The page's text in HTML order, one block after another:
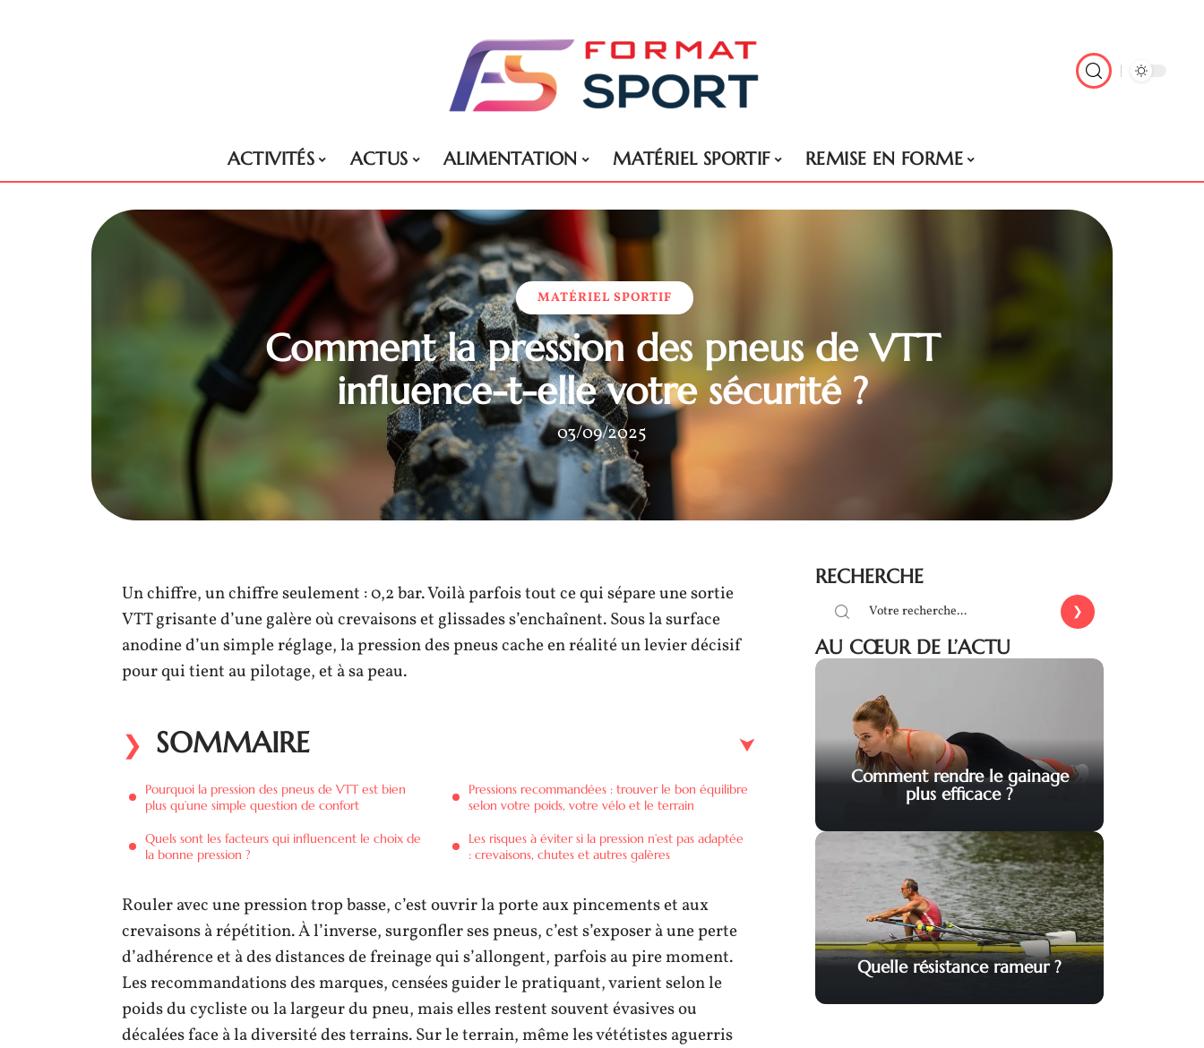
ACTIVITÉS ACTUS ALIMENTATION MATÉRIEL SPORTIF REMISE EN FORME
MATÉRIEL SPORTIF
Comment la pression des pneus de VTT
influence-t-elle votre sécurité ?
03/09/2025
Un chiffre, un chiffre seulement : 0,2 bar. Voilà parfois tout ce qui sépare une sortie
VTT grisante d’une galère où crevaisons et glissades s’enchaînent. Sous la surface
anodine d’un simple réglage, la pression des pneus cache en réalité un levier décisif
pour qui tient au pilotage, et à sa peau.
SOMMAIRE
Pourquoi la pression des pneus de VTT est bien
plus qu’une simple question de confort
Quels sont les facteurs qui influencent le choix de
la bonne pression ?
Pressions recommandées : trouver le bon équilibre
selon votre poids, votre vélo et le terrain
Les risques à éviter si la pression n’est pas adaptée
: crevaisons, chutes et autres galères
Rouler avec une pression trop basse, c’est ouvrir la porte aux pincements et aux
crevaisons à répétition. À l’inverse, surgonfler ses pneus, c’est s’exposer à une perte
d’adhérence et à des distances de freinage qui s’allongent, parfois au pire moment.
Les recommandations des marques, censées guider le pratiquant, varient selon le
poids du cycliste ou la largeur du pneu, mais elles restent souvent évasives ou
décalées face à la diversité des terrains. Sur le terrain, même les vététistes aguerris
RECHERCHE
AU CŒUR DE L’ACTU
Comment rendre le gainage
plus efficace ?
Quelle résistance rameur ?